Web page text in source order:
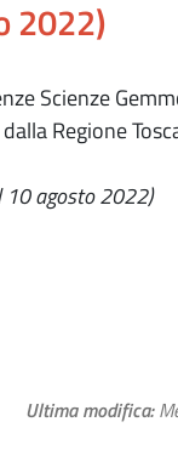
2022)
Scienze
Regione
agosto 2022)
Ultima modifica